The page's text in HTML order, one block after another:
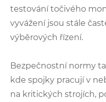
testování točivého
vyvážení jsou stále
výběrových řízení.
Bezpečnostní normy
kde spojky pracují v
na kritických strojích,